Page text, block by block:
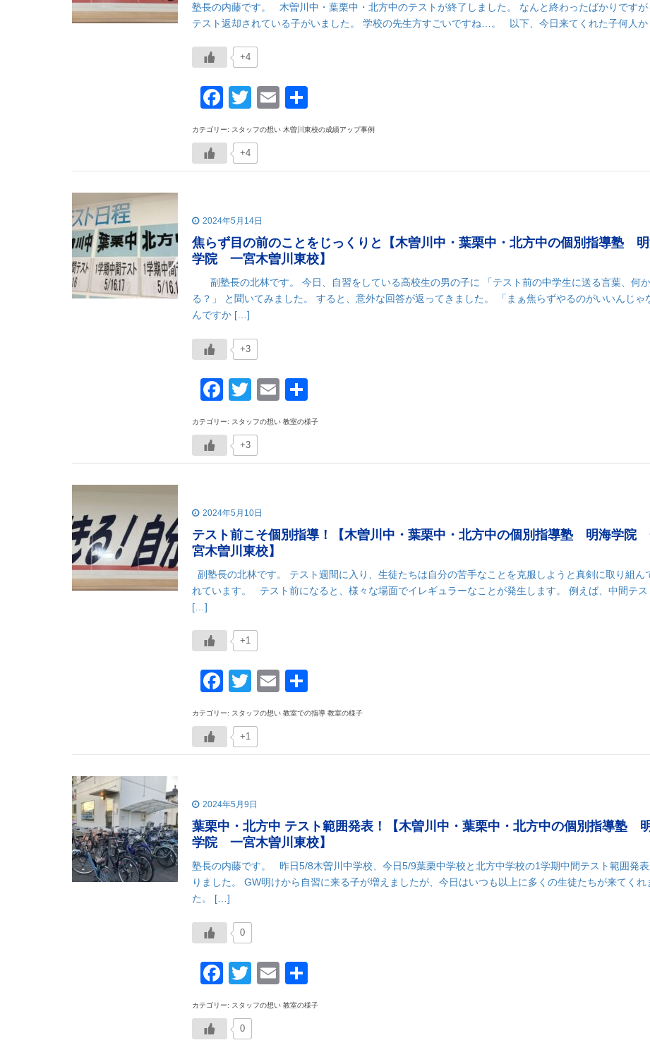
塾長の内藤です。 木曽川中・葉栗中・北方中のテストが終了しました。 なんと終わったばかりですが
テスト返却されている子がいました。 学校の先生方すごいですね…。 以下、今日来てくれた子何人
+4
Facebook
TwitterEmail
有
カテゴリー: スタッフの想い 木曽川東校の成績アップ事例
+4
2024年5月14日
焦らず目の前のことをじっくりと【木曽川中・葉栗中・北方中の個別指導塾
学院 一宮木曽川東校】
副塾長の北林です。 今日、自習をしている高校生の男の子に 「テスト前の中学生に送る言葉、何
る？」 と聞いてみました。 すると、意外な回答が返ってきました。 「まぁ焦らずやるのがいいんじゃ
んですか […]
+3
Facebook
Twitter
Email
有
カテゴリー: スタッフの想い 教室の様子
+3
2024年5月10日
テスト前こそ個別指導！【木曽川中・葉栗中・北方中の個別指導塾 明海学院
宮木曽川東校】
副塾長の北林です。 テスト週間に入り、生徒たちは自分の苦手なことを克服しようと真剣に取り組ん
れています。 テスト前になると、様々な場面でイレギュラーなことが発生します。 例えば、中間テス
[…]
+1
Facebook
TwitterEmail
有
カテゴリー: スタッフの想い 教室での指導 教室の様子
+1
2024年5月9日
葉栗中・北方中 テスト範囲発表！【木曽川中・葉栗中・北方中の個別指導塾
学院 一宮木曽川東校】
塾長の内藤です。 昨日5/8木曽川中学校、今日5/9葉栗中学校と北方中学校の1学期中間テスト範囲発
りました。 GW明けから自習に来る子が増えましたが、今日はいつも以上に多くの生徒たちが来てくれ
た。 […]
0
Facebook
Twitter
Email
有
カテゴリー: スタッフの想い 教室の様子
0